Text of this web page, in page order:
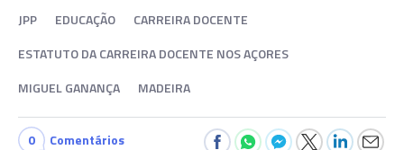
JPP EDUCAÇÃO
CARREIRA DOCENTE
ESTATUTO DA CARREIRA DOCENTE NOS AÇORES
MIGUEL GANANÇA
MADEIRA
0 Comentários